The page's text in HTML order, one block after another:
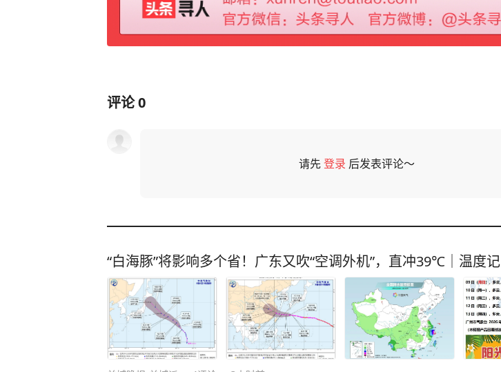
评论0
请先登录 后发表评论～
“白海豚”将影响多个省！广东又吹“空调外机”，直冲39℃｜温度记